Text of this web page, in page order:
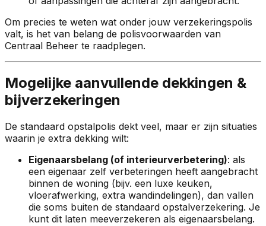
Om precies te weten wat onder jouw verzekeringspolis
valt, is het van belang de polisvoorwaarden van
Centraal Beheer te raadplegen.
Mogelijke aanvullende dekkingen &
bijverzekeringen
De standaard opstalpolis dekt veel, maar er zijn situaties
waarin je extra dekking wilt:
Eigenaarsbelang (of interieurverbetering): als
een eigenaar zelf verbeteringen heeft aangebracht
binnen de woning (bijv. een luxe keuken,
vloerafwerking, extra wandindelingen), dan vallen
die soms buiten de standaard opstalverzekering. Je
kunt dit laten meeverzekeren als eigenaarsbelang.